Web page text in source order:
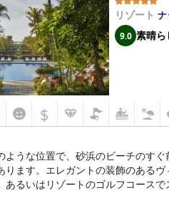
リゾート ナ
9.0 素晴ら
$
ような位置で、砂浜のビーチのす
ります。エレガントの装飾のある
あるいはリゾートのゴルフコースで